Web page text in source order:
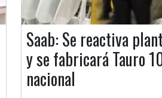
Saab: Se reactiva
y se fabricará Tauro
nacional